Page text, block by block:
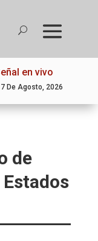
en vivo
De Agosto, 2026
de